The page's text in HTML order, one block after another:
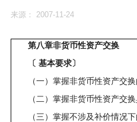
来源： 2007-11-24
第八章非货币性资产交换
〔 基本要求〕
（一）掌握非货币性资产交换
（二）掌握非货币性资产交换
（三）掌握不涉及补价情况下